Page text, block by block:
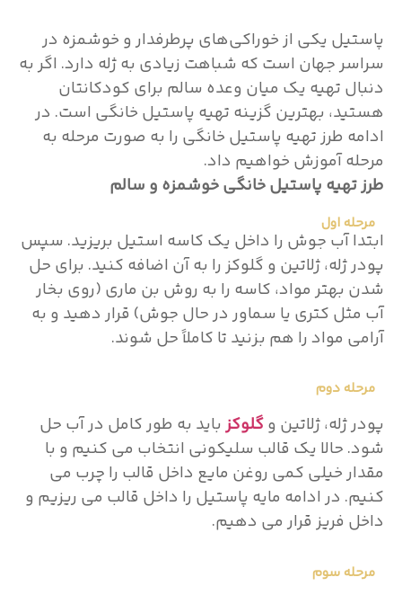
پاستیل یکی از خوراکی‌های پرطرفدار و خوشمزه در
سراسر جهان است که شباهت زیادی به ژله دارد. اگر به
دنبال تهیه یک میان وعده سالم برای کودکانتان
هستید، بهترین گزینه تهیه پاستیل خانگی است. در
ادامه طرز تهیه پاستیل خانگی را به صورت مرحله به
مرحله آموزش خواهیم داد.
طرز تهیه پاستیل خانگی خوشمزه و سالم
مرحله اول
ابتدا آب جوش را داخل یک کاسه استیل بریزید. سپس
پودر ژله، ژلاتین و گلوکز را به آن اضافه کنید. برای حل
شدن بهتر مواد، کاسه را به روش بن ماری (روی بخار
آب مثل کتری یا سماور در حال جوش) قرار دهید و به
آرامی مواد را هم بزنید تا کاملاً حل شوند.
مرحله دوم
پودر ژله، ژلاتین وگلوکز باید به طور کامل در آب حل
شود. حالا یک قالب سلیکونی انتخاب می کنیم و با
مقدار خیلی کمی روغن مایع داخل قالب را چرب می
کنیم. در ادامه مایه پاستیل را داخل قالب می ریزیم و
داخل فریز قرار می دهیم.
مرحله سوم